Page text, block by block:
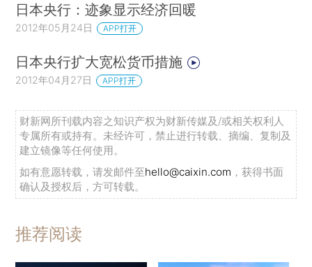
日本央行：迹象显示经济回暖
2012年05月24日 APP打开
日本央行扩大宽松货币措施
2012年04月27日 APP打开
财新网所刊载内容之知识产权为财新传媒及/或相关权利人
专属所有或持有。未经许可，禁止进行转载、摘编、复制及
建立镜像等任何使用。
如有意愿转载，请发邮件至hello@caixin.com ，获得书面
确认及授权后，方可转载。
推荐阅读